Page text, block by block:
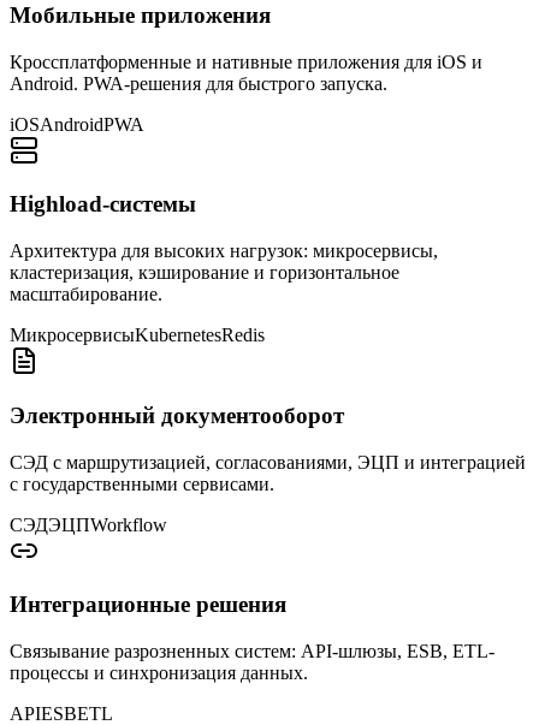
Мобильные приложения
Кроссплатформенные и нативные приложения для iOS и
Android. PWA-решения для быстрого запуска.
iOSAndroidPWA
Highload-системы
Архитектура для высоких нагрузок: микросервисы,
кластеризация, кэширование и горизонтальное
масштабирование.
МикросервисыKubernetesRedis
Электронный документооборот
СЭД с маршрутизацией, согласованиями, ЭЦП и интеграцией
с государственными сервисами.
СЭДЭЦПWorkflow
Интеграционные решения
Связывание разрозненных систем: API-шлюзы, ESB, ETL-
процессы и синхронизация данных.
APIESBETL